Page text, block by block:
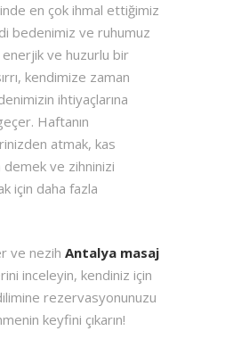
en çok ihmal ettiğimiz
bedenimiz ve ruhumuz
enerjik ve huzurlu bir
kendimize zaman
ihtiyaçlarına
Haftanın
atmak, kas
demek ve zihninizi
için daha fazla
ve nezih Antalya masaj
inceleyin, kendiniz için
rezervasyonunuzu
keyfini çıkarın!